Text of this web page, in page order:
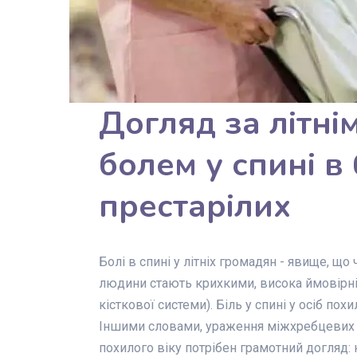
Догляд за
болем у спині
престарілих
Болі в спині у літніх громадян - явище, що
людини стають крихкими, висока
кісткової системи). Біль у спині у осіб
Іншими словами, ураження
похилого віку потрібен грамотний